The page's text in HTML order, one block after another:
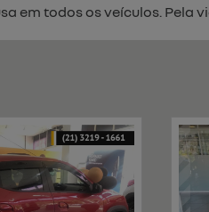
em todos os veículos. Pela